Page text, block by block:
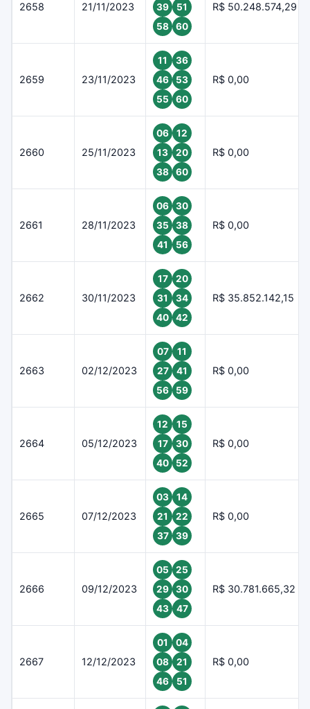
2658 21/11/2023
39
51
58
60
R$ 50.248.574,29
2659 23/11/2023
11
36
46
53
55
60
R$ 0,00
2660 25/11/2023
06
12
13
20
38
60
R$ 0,00
2661 28/11/2023
06
30
35
38
41
56
R$ 0,00
2662 30/11/2023
17
20
31
34
40
42
R$ 35.852.142,15
2663 02/12/2023
07
11
27
41
56
59
R$ 0,00
2664 05/12/2023
12
15
17
30
40
52
R$ 0,00
2665 07/12/2023
03
14
21
22
37
39
R$ 0,00
2666 09/12/2023
05
25
29
30
43
47
R$ 30.781.665,32
2667 12/12/2023
01
04
08
21
46
51
R$ 0,00